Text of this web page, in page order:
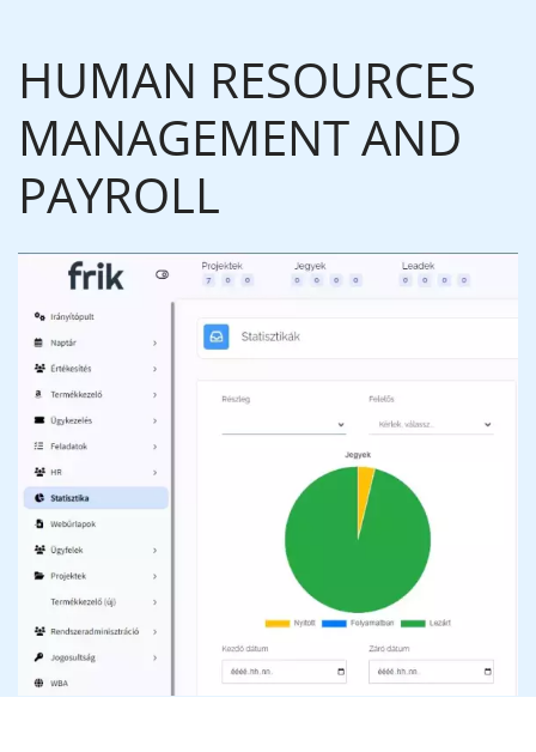
HUMAN RESOURCES
MANAGEMENT AND
PAYROLL